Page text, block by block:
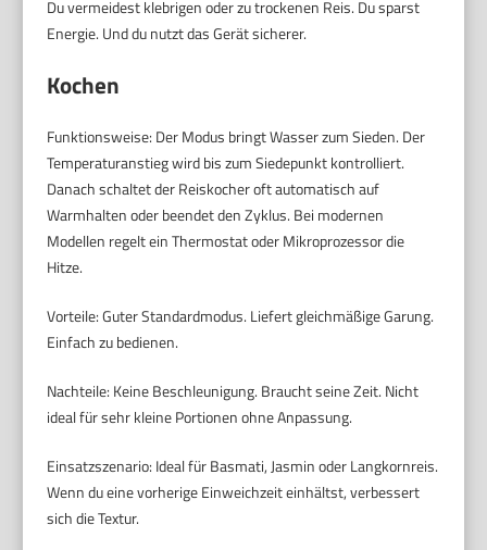
Du vermeidest klebrigen oder zu trockenen Reis. Du sparst
Energie. Und du nutzt das Gerät sicherer.
Kochen
Funktionsweise: Der Modus bringt Wasser zum Sieden. Der
Temperaturanstieg wird bis zum Siedepunkt kontrolliert.
Danach schaltet der Reiskocher oft automatisch auf
Warmhalten oder beendet den Zyklus. Bei modernen
Modellen regelt ein Thermostat oder Mikroprozessor die
Hitze.
Vorteile: Guter Standardmodus. Liefert gleichmäßige Garung.
Einfach zu bedienen.
Nachteile: Keine Beschleunigung. Braucht seine Zeit. Nicht
ideal für sehr kleine Portionen ohne Anpassung.
Einsatzszenario: Ideal für Basmati, Jasmin oder Langkornreis.
Wenn du eine vorherige Einweichzeit einhältst, verbessert
sich die Textur.